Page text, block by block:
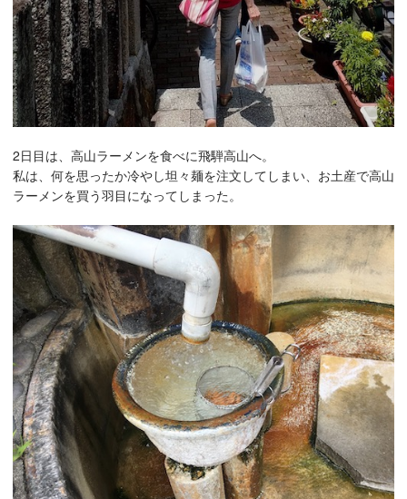
2日目は、高山ラーメンを食べに飛騨高山へ。
私は、何を思ったか冷やし坦々麺を注文してしまい、お土産で高山
ラーメンを買う羽目になってしまった。